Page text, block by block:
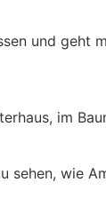
und geht
im
sehen, wie